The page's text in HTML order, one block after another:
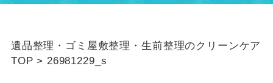
遺品整理・ゴミ屋敷整理・生前整理のクリーンケア
TOP > 26981229_s